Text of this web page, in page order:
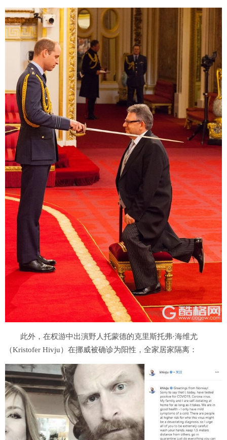
此外，在权游中出演野人托蒙德的克里斯托弗·海维尤
（Kristofer Hivju）在挪威被确诊为阳性，全家居家隔离：